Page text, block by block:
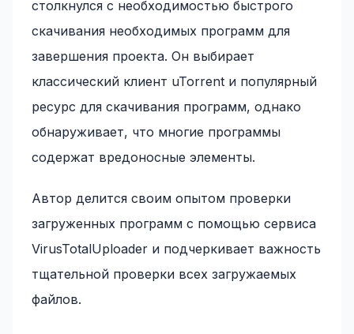
столкнулся с необходимостью быстрого
скачивания необходимых программ для
завершения проекта. Он выбирает
классический клиент uTorrent и популярный
ресурс для скачивания программ, однако
обнаруживает, что многие программы
содержат вредоносные элементы.
Автор делится своим опытом проверки
загруженных программ с помощью сервиса
VirusTotalUploader и подчеркивает важность
тщательной проверки всех загружаемых
файлов.